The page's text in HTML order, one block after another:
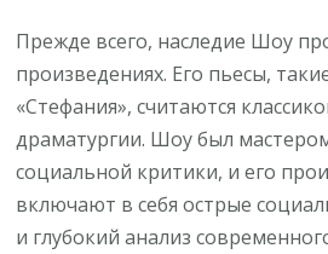
Прежде всего, наследие Шоу
произведениях. Его пьесы,
«Стефания», считаются
драматургии. Шоу был
социальной критики, и его
включают в себя острые
и глубокий анализ